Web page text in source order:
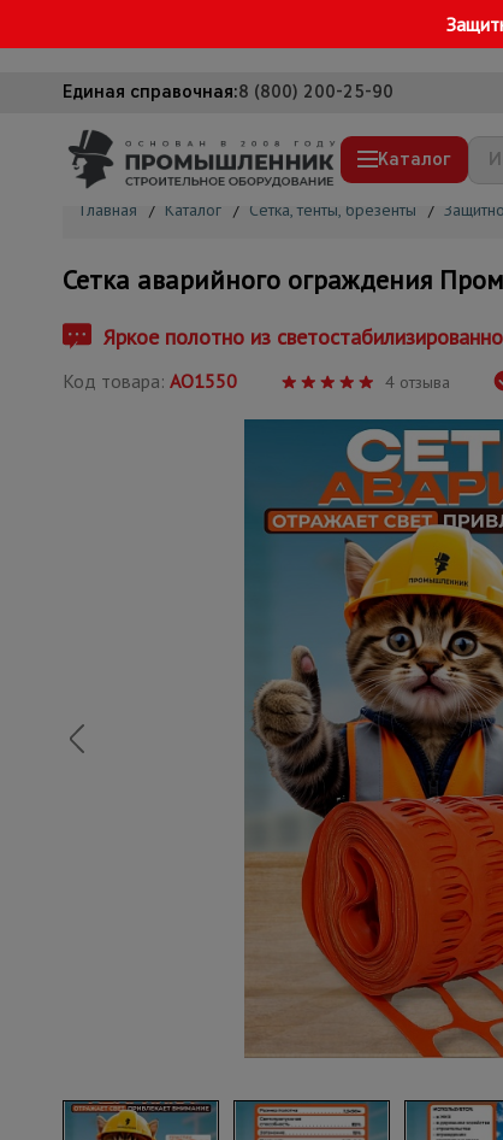
Единая справочная:8 (800) 200-25-90
Каталог
Вышки-туры
Подмости строительные
Сетка, тенты, брезенты
Грузоподъемное
Мусоропровод строительный
Фанера ламинированная
Вибротехника для
Оборудование для работы с
Оборудование для бетонных
Техника для склада
Тачки строительные и
Лестницы и стремянки
Штукатурные комплекты
Сварочные аппараты
Тепловые пушки
Металл и металлообработка
Главная / Каталог / Сетка, тенты, брезенты /
Сетка аварийного ограждения
Яркое полотно из
Код товара: АО1550 4 отзыва